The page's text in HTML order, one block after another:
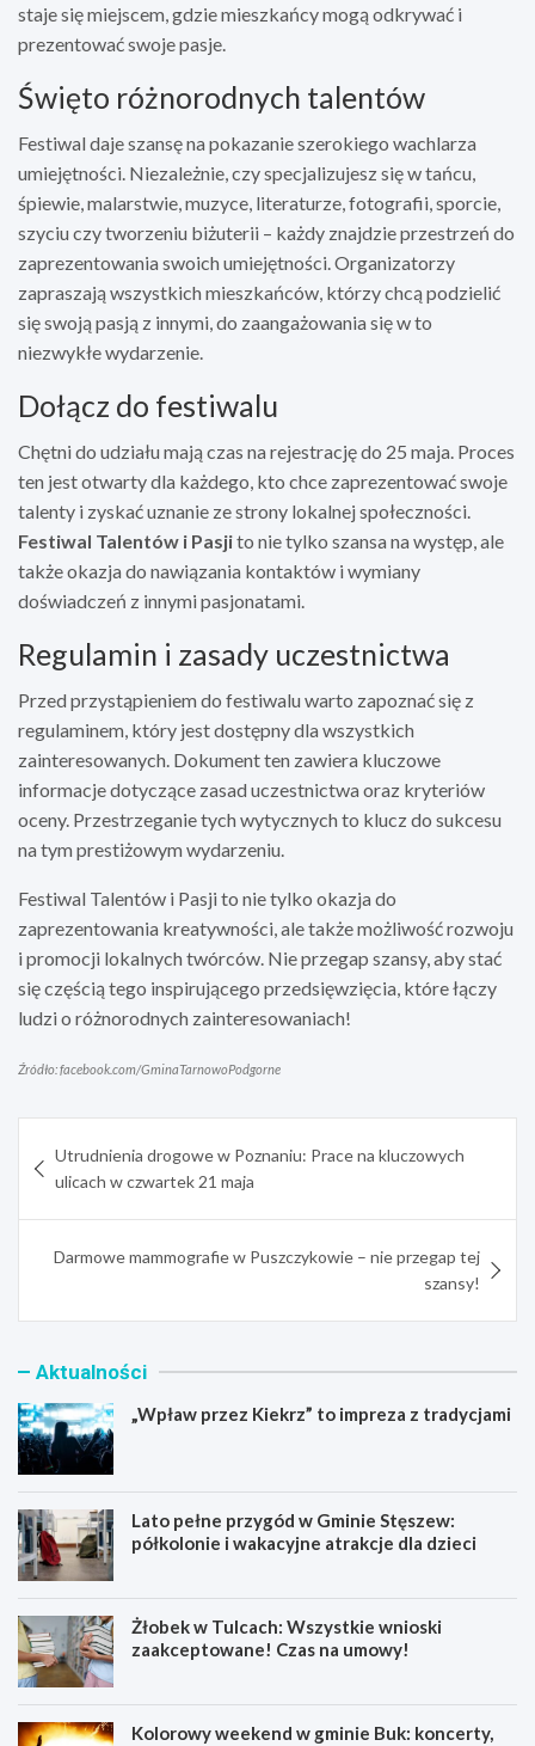
staje się miejscem, gdzie mieszkańcy mogą odkrywać i
prezentować swoje pasje.
Święto różnorodnych talentów
Festiwal daje szansę na pokazanie szerokiego wachlarza
umiejętności. Niezależnie, czy specjalizujesz się w tańcu,
śpiewie, malarstwie, muzyce, literaturze, fotografii, sporcie,
szyciu czy tworzeniu biżuterii – każdy znajdzie przestrzeń do
zaprezentowania swoich umiejętności. Organizatorzy
zapraszają wszystkich mieszkańców, którzy chcą podzielić
się swoją pasją z innymi, do zaangażowania się w to
niezwykłe wydarzenie.
Dołącz do festiwalu
Chętni do udziału mają czas na rejestrację do 25 maja. Proces
ten jest otwarty dla każdego, kto chce zaprezentować swoje
talenty i zyskać uznanie ze strony lokalnej społeczności.
Festiwal Talentów i Pasjito nie tylko szansa na występ, ale
także okazja do nawiązania kontaktów i wymiany
doświadczeń z innymi pasjonatami.
Regulamin i zasady uczestnictwa
Przed przystąpieniem do festiwalu warto zapoznać się z
regulaminem, który jest dostępny dla wszystkich
zainteresowanych. Dokument ten zawiera kluczowe
informacje dotyczące zasad uczestnictwa oraz kryteriów
oceny. Przestrzeganie tych wytycznych to klucz do sukcesu
na tym prestiżowym wydarzeniu.
Festiwal Talentów i Pasji to nie tylko okazja do
zaprezentowania kreatywności, ale także możliwość rozwoju
i promocji lokalnych twórców. Nie przegap szansy, aby stać
się częścią tego inspirującego przedsięwzięcia, które łączy
ludzi o różnorodnych zainteresowaniach!
Źródło: facebook.com/GminaTarnowoPodgorne
wpisu
Utrudnienia drogowe w Poznaniu: Prace na kluczowych
ulicach w czwartek 21 maja
Darmowe mammografie w Puszczykowie – nie przegap tej
szansy!
Aktualności
„Wpław przez Kiekrz” to impreza z tradycjami
Lato pełne przygód w Gminie Stęszew:
półkolonie i wakacyjne atrakcje dla dzieci
Żłobek w Tulcach: Wszystkie wnioski
zaakceptowane! Czas na umowy!
Kolorowy weekend w gminie Buk: koncerty,